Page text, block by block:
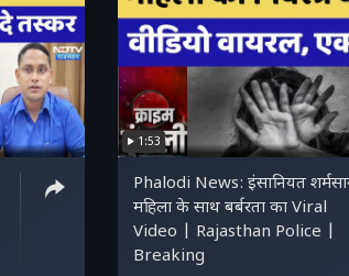
1:53
Phalodi News: इंसानियत
महिला के साथ बर्बरता का Viral
Video | Rajasthan Police |
Breaking